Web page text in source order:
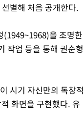
별해 처음 공개한다.
(1949~1968)을 조명한
작업 등을 통해 권순형
시기 자신만의 독창적
화면을 구현했다. 유